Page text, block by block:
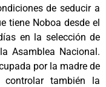
de seducir a
tiene Noboa desde el
en la selección de
Asamblea Nacional.
por la madre de
también la